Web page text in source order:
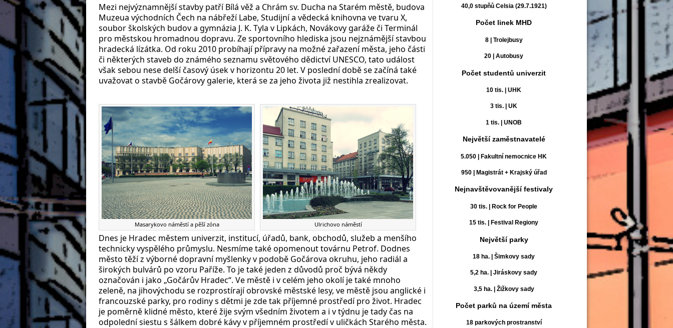
40,0 stupňů Celsia (29.7.1921)
Počet linek MHD
8 | Trolejbusy
20 | Autobusy
Počet studentů univerzit
10 tis. | UHK
3 tis. | UK
1 tis. | UNOB
Největší zaměstnavatelé
5.050 | Fakultní nemocnice HK
950 | Magistrát + Krajský úřad
Nejnavštěvovanější festivaly
30 tis. | Rock for People
15 tis. | Festival Regiony
Největší parky
18 ha. | Šimkovy sady
5,2 ha. | Jiráskovy sady
3,5 ha. | Žižkovy sady
Počet parků na území města
18 parkových prostranství
Mezi nejvýznamnější stavby patří Bílá věž a Chrám sv. Ducha na Starém městě, budova
Muzeua východních Čech na nábřeží Labe, Studijní a vědecká knihovna ve tvaru X,
soubor školských budov a gymnázia J. K. Tyla v Lipkách, Novákovy garáže či Terminál
pro městskou hromadnou dopravu. Ze sportovního hlediska jsou nejznámější stavbou
hradecká lízátka. Od roku 2010 probíhají přípravy na možné zařazení města, jeho části
či některých staveb do známého seznamu světového dědictví UNESCO, tato událost
však sebou nese delší časový úsek v horizontu 20 let. V poslední době se začíná také
uvažovat o stavbě Gočárovy galerie, která se za jeho života již nestihla zrealizovat.
Masarykovo náměstí a pěší zóna Ulrichovo náměstí
Dnes je Hradec městem univerzit, institucí, úřadů, bank, obchodů, služeb a menšího
technicky vyspělého průmyslu. Nesmíme také opomenout továrnu Petrof. Dodnes
město těží z výborné dopravní myšlenky v podobě Gočárova okruhu, jeho radiál a
širokých bulvárů po vzoru Paříže. To je také jeden z důvodů proč bývá někdy
označován i jako „Gočárův Hradec“. Ve městě i v celém jeho okolí je také mnoho
zeleně, na jihovýchodu se rozprostírají obrovské městské lesy, ve městě jsou anglické i
francouzské parky, pro rodiny s dětmi je zde tak příjemné prostředí pro život. Hradec
je poměrně klidné město, které žije svým všedním životem a i v týdnu je tady čas na
odpolední siestu s šálkem dobré kávy v příjemném prostředí v uličkách Starého města.